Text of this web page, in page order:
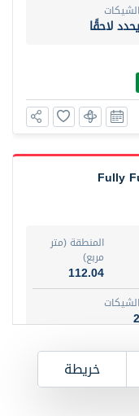
الشيكات
يحدد لاحقًا
Fully
المنطقة (متر
مربع)
112.04
الشيكات
2
خريطة